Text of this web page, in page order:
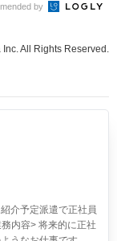
by
All Rights Reserved.
介予定派遣で正社員
内容> 将来的に正社